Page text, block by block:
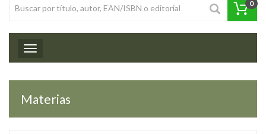
0
Toggle navigation
Materias